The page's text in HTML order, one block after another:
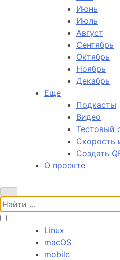
Июнь
Июль
Август
Сентябрь
Октябрь
Ноябрь
Декабрь
Еще
Подкасты
Видео
Тестовый
Скорость
Создать
О проекте
Поиск:
Linux
macOS
mobile